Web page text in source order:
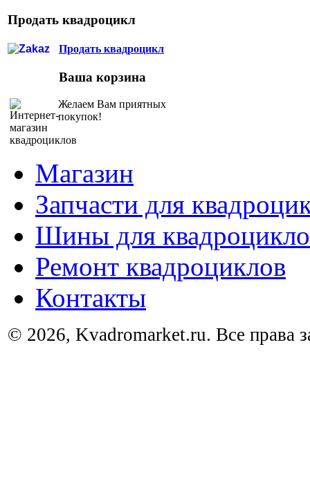
Продать квадроцикл
Продать квадроцикл
Ваша корзина
Желаем Вам приятных
покупок!
Магазин
Запчасти для
Шины для
Ремонт квадроциклов
Контакты
© 2026, Kvadromarket.ru. Все права